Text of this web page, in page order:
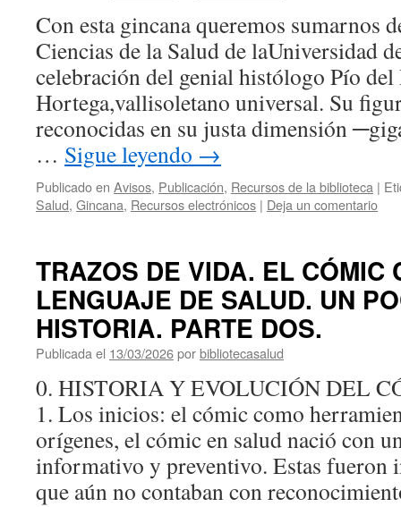
Con esta gincana queremos sumarnos
Ciencias de la Salud de laUniversidad
celebración del genial histólogo Pío
Hortega,vallisoletano universal. Su
reconocidas en su justa dimensión
… Sigue leyendo →
Publicado en Avisos, Publicación, Recursos de la biblioteca |
Salud, Gincana, Recursos electrónicos | Deja un comentario
TRAZOS DE VIDA. EL CÓMIC
LENGUAJE DE SALUD. UN
HISTORIA. PARTE DOS.
Publicada el 13/03/2026porbibliotecasalud
0. HISTORIA Y EVOLUCIÓN DEL
1. Los inicios: el cómic como
orígenes, el cómic en salud nació con
informativo y preventivo. Estas fueron
que aún no contaban con